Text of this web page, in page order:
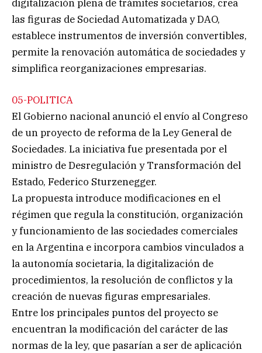
digitalización plena de trámites societarios, crea
las figuras de Sociedad Automatizada y DAO,
establece instrumentos de inversión convertibles,
permite la renovación automática de sociedades y
simplifica reorganizaciones empresarias.
05-POLITICA
El Gobierno nacional anunció el envío al Congreso
de un proyecto de reforma de la Ley General de
Sociedades. La iniciativa fue presentada por el
ministro de Desregulación y Transformación del
Estado, Federico Sturzenegger.
La propuesta introduce modificaciones en el
régimen que regula la constitución, organización
y funcionamiento de las sociedades comerciales
en la Argentina e incorpora cambios vinculados a
la autonomía societaria, la digitalización de
procedimientos, la resolución de conflictos y la
creación de nuevas figuras empresariales.
Entre los principales puntos del proyecto se
encuentran la modificación del carácter de las
normas de la ley, que pasarían a ser de aplicación